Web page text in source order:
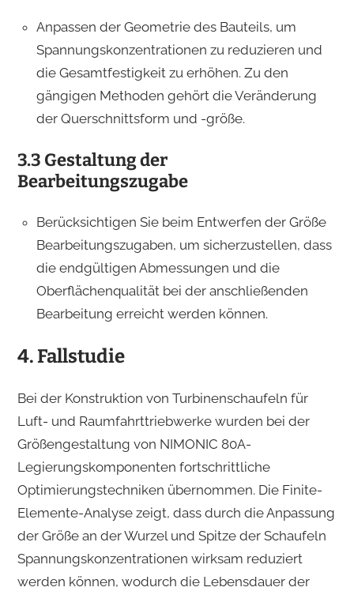
Anpassen der Geometrie des Bauteils, um
Spannungskonzentrationen zu reduzieren und
die Gesamtfestigkeit zu erhöhen. Zu den
gängigen Methoden gehört die Veränderung
der Querschnittsform und -größe.
3.3 Gestaltung der
Bearbeitungszugabe
Berücksichtigen Sie beim Entwerfen der Größe
Bearbeitungszugaben, um sicherzustellen, dass
die endgültigen Abmessungen und die
Oberflächenqualität bei der anschließenden
Bearbeitung erreicht werden können.
4. Fallstudie
Bei der Konstruktion von Turbinenschaufeln für
Luft- und Raumfahrttriebwerke wurden bei der
Größengestaltung von NIMONIC 80A-
Legierungskomponenten fortschrittliche
Optimierungstechniken übernommen. Die Finite-
Elemente-Analyse zeigt, dass durch die Anpassung
der Größe an der Wurzel und Spitze der Schaufeln
Spannungskonzentrationen wirksam reduziert
werden können, wodurch die Lebensdauer der